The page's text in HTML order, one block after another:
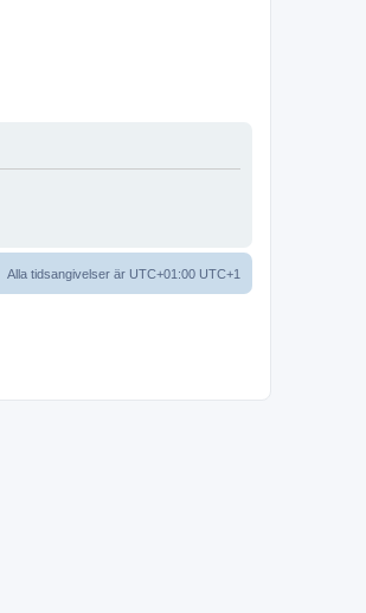
Alla tidsangivelser är UTC+01:00 UTC+1